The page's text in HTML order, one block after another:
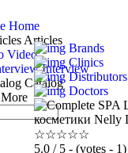
Home
Articles
Video
Interview
Catalog
More
Brands
Clinics
Distributors
Doctors
☆☆☆☆☆
5.0/ 5 - (votes - 1)